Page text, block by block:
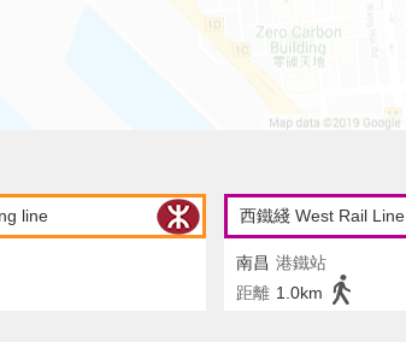
line 西鐵綫 West Rail Line
南昌 港鐵站
距離 1.0km